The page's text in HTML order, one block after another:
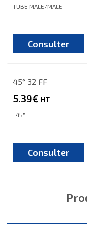
TUBE MALE/MALE
Consulter
45° 32 FF
5.39€ HT
. 45°
Consulter